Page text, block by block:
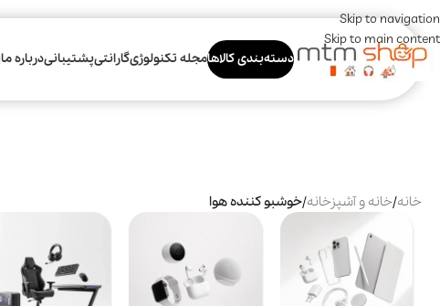
Skip to navigation
Skip to main content
دسته‌بندی کالاهامجله تکنولوژیگارانتیپشتیبانیدرباره ما
خانه/خانه و آشپزخانه/خوشبو کننده هوا